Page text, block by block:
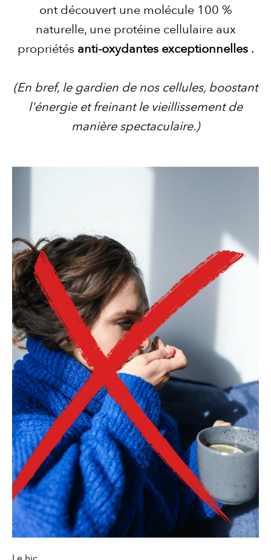
ont découvert une molécule 100 %
naturelle, une protéine cellulaire aux
propriétés anti-oxydantes exceptionnelles.
(En bref, le gardien de nos cellules, boostant
l'énergie et freinant le vieillissement de
manière spectaculaire.)